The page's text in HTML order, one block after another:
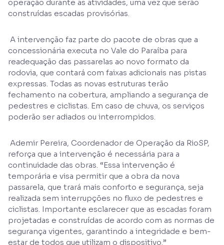
operação durante as atividades, uma vez que serão
construídas escadas provisórias.
A intervenção faz parte do pacote de obras que a
concessionária executa no Vale do Paraíba para
readequação das passarelas ao novo formato da
rodovia, que contará com faixas adicionais nas pistas
expressas. Todas as novas estruturas terão
fechamento na cobertura, ampliando a segurança de
pedestres e ciclistas. Em caso de chuva, os serviços
poderão ser adiados ou interrompidos.
Ademir Pereira, Coordenador de Operação da RioSP,
reforça que a intervenção é necessária para a
continuidade das obras. “Essa intervenção é
temporária e visa permitir que a obra da nova
passarela, que trará mais conforto e segurança, seja
realizada sem interrupções no fluxo de pedestres e
ciclistas. Importante esclarecer que as escadas foram
projetadas e construídas de acordo com as normas de
segurança vigentes, garantindo a integridade e bem-
estar de todos que utilizam o dispositivo.”